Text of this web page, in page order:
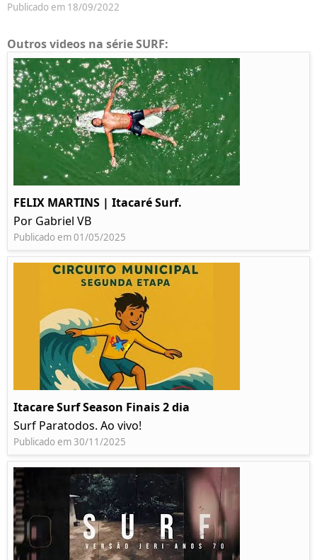
Publicado em 18/09/2022
Outros videos na série SURF:
FELIX MARTINS | Itacaré Surf.
Por Gabriel VB
Publicado em 01/05/2025
Itacare Surf Season Finais 2 dia
Surf Paratodos. Ao vivo!
Publicado em 30/11/2025